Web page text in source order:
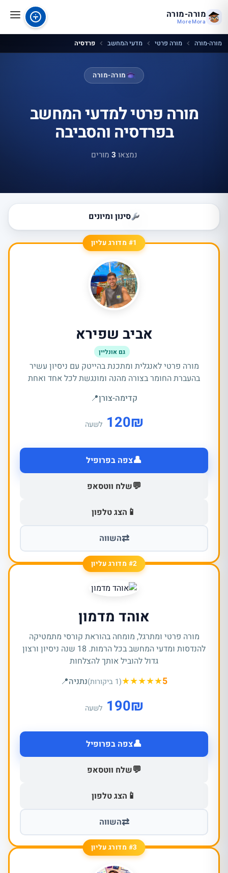
מורה-מורה
MoreMora
מורה-מורה מורה פרטי מדעי המחשב פרדסיה
מורה-מורה
מורה פרטי למדעי המחשב
בפרדסיה והסביבה
נמצאו 3 מורים
סינון ומיונים
#1 מדורג עליון
אביב שפירא
גם אונליין
מורה פרטי לאנגלית ומתכנת בהייטק עם ניסיון עשיר
בהעברת החומר בצורה מהנה ומונגשת לכל אחד ואחת
קדימה-צורן📍
₪
120 לשעה
👤צפה בפרופיל
💬שלח ווטסאפ
📱 הצג טלפון
⇄השווה
#2 מדורג עליון
אוהד מדמון
מורה פרטי ומתרגל, מומחה בהוראת קורסי מתמטיקה
להנדסות ומדעי המחשב בכל הרמות. 18 שנה ניסיון ורצון
גדול להוביל אותך להצלחות
(1 ביקורות)★★★★★5 נתניה📍
₪
190 לשעה
👤צפה בפרופיל
💬שלח ווטסאפ
📱 הצג טלפון
⇄השווה
#3 מדורג עליון